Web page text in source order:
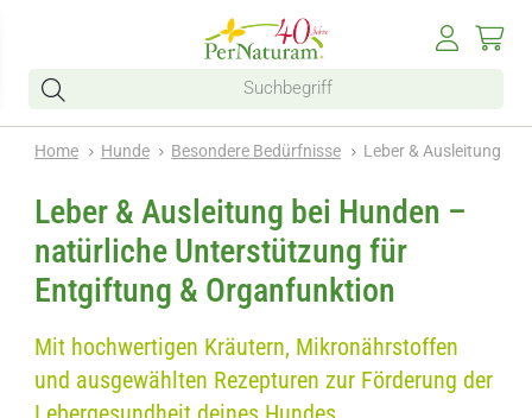
Home Hunde Besondere Bedürfnisse Leber & Ausleitung
Leber & Ausleitung bei Hunden –
natürliche Unterstützung für
Entgiftung & Organfunktion
Mit hochwertigen Kräutern, Mikronährstoffen
und ausgewählten Rezepturen zur Förderung der